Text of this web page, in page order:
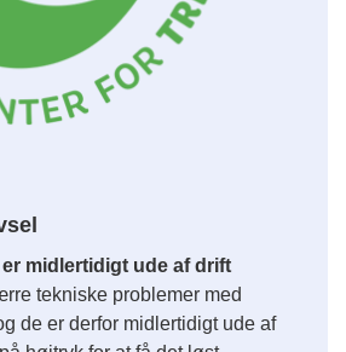
midlertidigt ude af drift
tekniske problemer med
de er derfor midlertidigt ude af